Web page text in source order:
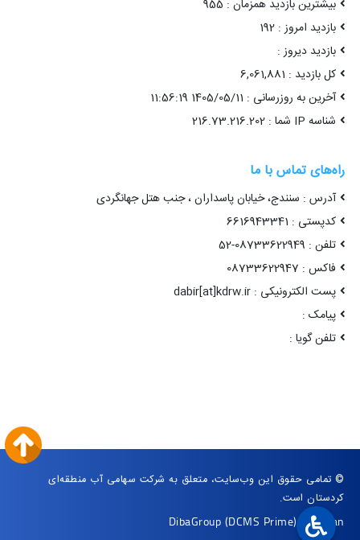
بیشترین بازدید همزمان : 955
بازدید امروز : 192
بازدید دیروز :
کل بازدید : 6,061,881
آخرین به روزرسانی : 1405/05/11 11:56:19
شناسه IP شما : 216.73.216.202
راه‌های تماس با ما
آدرس : سنندج، خیابان پاسداران ، جنب هتل جهانگردی
کدپستی : 6616943341
تلفن : 08733622949-52
فاکس : 08733622947
پست الکترونیکی : dabir[at]kdrw.ir
پیامک :
تلفن گویا :
© تمامی حقوق این وب‌سایت، متعلق به شرکت سهامی آب منطقه‌ای
کردستان است.
DibaGroup (DCMS Prime)|Arvan